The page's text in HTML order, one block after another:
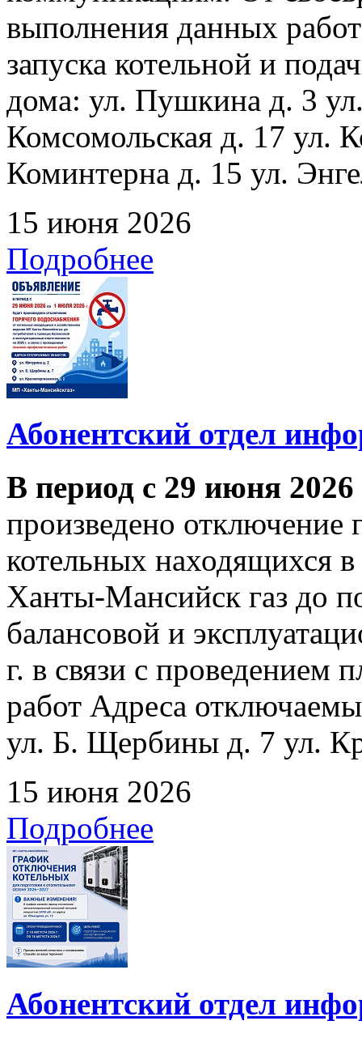
выполнения данных
запуска котельной и
дома: ул. Пушкина д. 3
Комсомольская д. 17 ул.
Коминтерна д. 15 ул.
15 июня 2026
Подробнее
Абонентский отдел
В период с 29 июня
произведено отключение
котельных находящихся
Ханты-Мансийск газ до
балансовой и
г. в связи с проведением
работ Адреса
ул. Б. Щербины д. 7 ул.
15 июня 2026
Подробнее
Абонентский отдел